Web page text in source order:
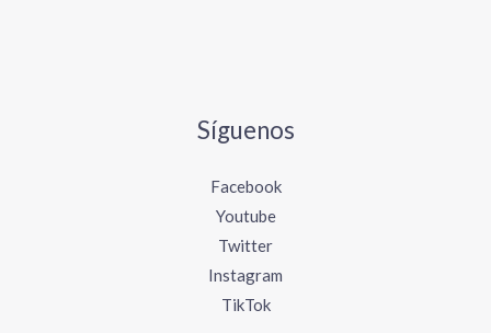
Síguenos
Facebook
Youtube
Twitter
Instagram
TikTok